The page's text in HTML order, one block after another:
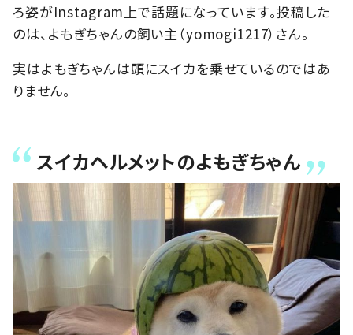
ろ姿がInstagram上で話題になっています。投稿した
のは、よもぎちゃんの飼い主（yomogi1217）さん。
実はよもぎちゃんは頭にスイカを乗せているのではあ
りません。
スイカヘルメットのよもぎちゃん